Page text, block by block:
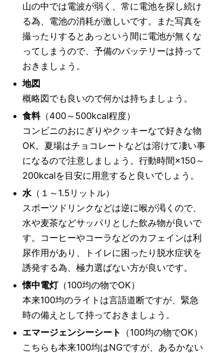
山の中では電波が弱く、常に電池を探し続け
る為、電池の消耗が激しいです。また写真を
撮ったりするとあっという間に電池が無くな
ってしまうので、予備のバッテリーは持って
おきましょう。
地図
概略図でも良いので何かは持ちましょう。
食料（400～500kcal程度）
コンビニのおにぎりやクッキーなで好きな物
OK。夏場はチョコレートなどは溶けて凄い事
になるので注意しましょう。行動時間×150～
200kcalを目安に用意すると良いでしょう。
水（１～1.5リットル）
スポーツドリンクなどは逆に喉が渇くので、
水や麦茶などサッパリとした飲み物が良いで
す。コーヒーやコーラなどのカフェインは利
尿作用があり、トイレに困ったり脱水症状を
誘発する為、極力選ばない方が良いです。
懐中電灯（100均の物でOK）
本来100均のライトは言語道断ですが、緊急
時の備えとして持っておきましょう。
エマージェンシーシート
（100均の物でOK）
こちらも本来100均はNGですが、あるかない